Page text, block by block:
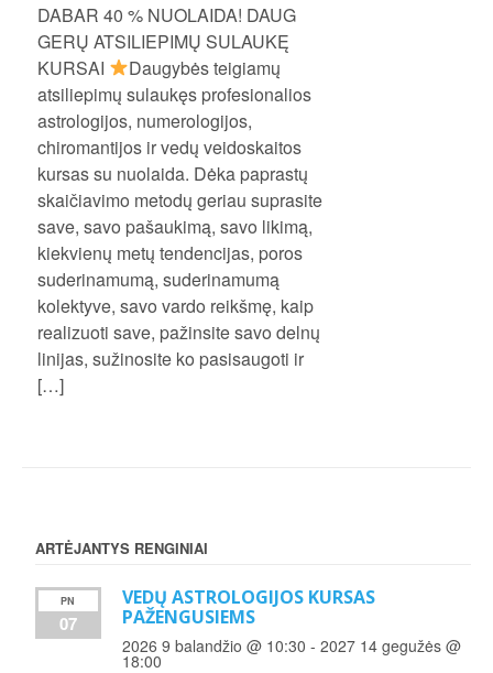
DABAR 40 % NUOLAIDA! DAUG
GERŲ ATSILIEPIMŲ SULAUKĘ
KURSAI
Daugybės teigiamų
atsiliepimų sulaukęs profesionalios
astrologijos, numerologijos,
chiromantijos ir vedų veidoskaitos
kursas su nuolaida. Dėka paprastų
skaičiavimo metodų geriau suprasite
save, savo pašaukimą, savo likimą,
kiekvienų metų tendencijas, poros
suderinamumą, suderinamumą
kolektyve, savo vardo reikšmę, kaip
realizuoti save, pažinsite savo delnų
linijas, sužinosite ko pasisaugoti ir
[…]
ARTĖJANTYS RENGINIAI
PN
07
VEDŲ ASTROLOGIJOS KURSAS
PAŽENGUSIEMS
2026 9 balandžio @ 10:30 -2027 14 gegužės @
18:00